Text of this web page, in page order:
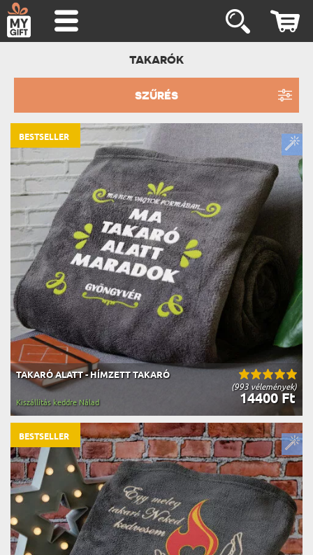
TAKARÓK
SZŰRÉS
(993 vélemények)
TAKARÓ ALATT - HÍMZETT TAKARÓ
14400 Ft
Kiszállítás keddre Nálad
BESTSELLER
BESTSELLER